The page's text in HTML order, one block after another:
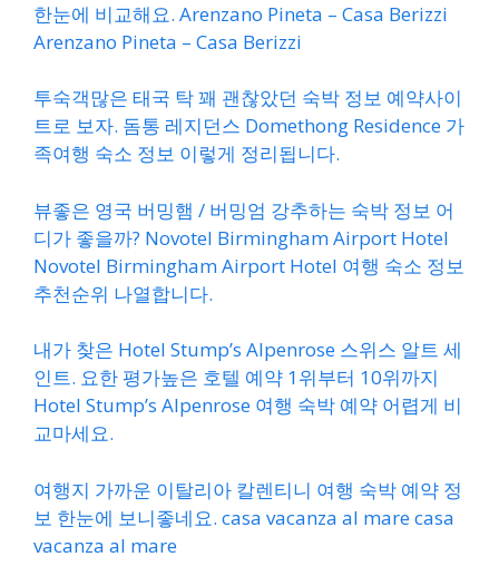
한눈에 비교해요. Arenzano Pineta – Casa Berizzi
Arenzano Pineta – Casa Berizzi
투숙객많은 태국 탁 꽤 괜찮았던 숙박 정보 예약사이
트로 보자. 돔통 레지던스 Domethong Residence 가
족여행 숙소 정보 이렇게 정리됩니다.
뷰좋은 영국 버밍햄 / 버밍엄 강추하는 숙박 정보 어
디가 좋을까? Novotel Birmingham Airport Hotel
Novotel Birmingham Airport Hotel 여행 숙소 정보
추천순위 나열합니다.
내가 찾은 Hotel Stump’s Alpenrose 스위스 알트 세
인트. 요한 평가높은 호텔 예약 1위부터 10위까지
Hotel Stump’s Alpenrose 여행 숙박 예약 어렵게 비
교마세요.
여행지 가까운 이탈리아 칼렌티니 여행 숙박 예약 정
보 한눈에 보니좋네요. casa vacanza al mare casa
vacanza al mare